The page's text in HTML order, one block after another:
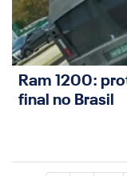
Ram 1200:
final no Brasil